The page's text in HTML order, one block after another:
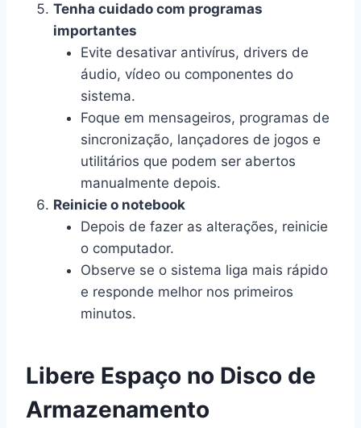
Tenha cuidado com programas
importantes
Evite desativar antivírus, drivers de
áudio, vídeo ou componentes do
sistema.
Foque em mensageiros, programas de
sincronização, lançadores de jogos e
utilitários que podem ser abertos
manualmente depois.
Reinicie o notebook
Depois de fazer as alterações, reinicie
o computador.
Observe se o sistema liga mais rápido
e responde melhor nos primeiros
minutos.
Libere Espaço no Disco de
Armazenamento